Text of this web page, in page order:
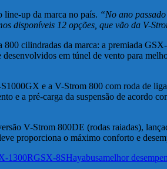
line-up da marca no país. “No ano
disponíveis 12 opções, que vão da V-
cilindradas da marca: a premiada
em túnel de vento para
e a V-Strom 800 com roda de
e a pré-carga da suspensão de acordo
V-Strom 800DE (rodas raiadas),
proporciona o máximo conforto e
1300RGSX-8SHayabusamelhor